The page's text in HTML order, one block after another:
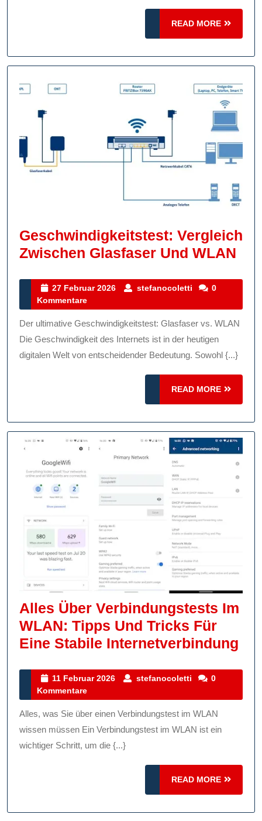
Im
READ MORE
READ
MORE
Geschwindigkeitstest: Vergleich
Zwischen Glasfaser Und WLAN
27 Februar 2026
27
2026
stefanocoletti stefanocoletti
0
Kommentare
Der ultimative Geschwindigkeitstest: Glasfaser vs. WLAN
Die Geschwindigkeit des Internets ist in der heutigen
digitalen Welt von entscheidender Bedeutung. Sowohl {...}
READ MORE
READ
MORE
Alles Über Verbindungstests Im
WLAN: Tipps Und Tricks Für
Eine Stabile Internetverbindung
Im
11 Februar 2026
11
2026
stefanocoletti stefanocoletti
0
Kommentare
Alles, was Sie über einen Verbindungstest im WLAN
wissen müssen Ein Verbindungstest im WLAN ist ein
wichtiger Schritt, um die {...}
READ MORE
READ
MORE